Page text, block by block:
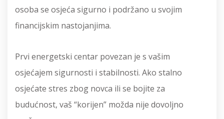
osoba se osjeća sigurno i podržano u svojim
financijskim nastojanjima.
Prvi energetski centar povezan je s vašim
osjećajem sigurnosti i stabilnosti. Ako stalno
osjećate stres zbog novca ili se bojite za
budućnost, vaš “korijen” možda nije dovoljno